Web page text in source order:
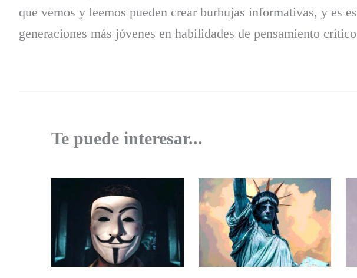
que vemos y leemos pueden crear burbujas informativas, y es
generaciones más jóvenes en habilidades de pensamiento
Te puede interesar...